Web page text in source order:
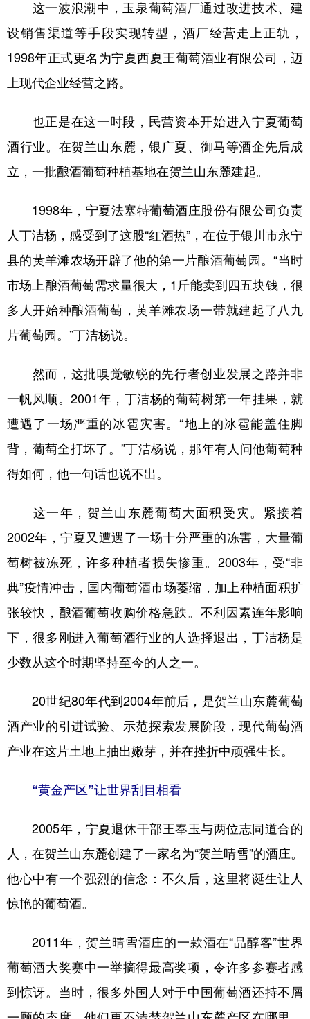
这一波浪潮中，玉泉葡萄酒厂通过改进技术、建
设销售渠道等手段实现转型，酒厂经营走上正轨，
1998年正式更名为宁夏西夏王葡萄酒业有限公司，迈
上现代企业经营之路。
也正是在这一时段，民营资本开始进入宁夏葡萄
酒行业。在贺兰山东麓，银广夏、御马等酒企先后成
立，一批酿酒葡萄种植基地在贺兰山东麓建起。
1998年，宁夏法塞特葡萄酒庄股份有限公司负责
人丁洁杨，感受到了这股“红酒热”，在位于银川市永宁
县的黄羊滩农场开辟了他的第一片酿酒葡萄园。“当时
市场上酿酒葡萄需求量很大，1斤能卖到四五块钱，很
多人开始种酿酒葡萄，黄羊滩农场一带就建起了八九
片葡萄园。”丁洁杨说。
然而，这批嗅觉敏锐的先行者创业发展之路并非
一帆风顺。2001年，丁洁杨的葡萄树第一年挂果，就
遭遇了一场严重的冰雹灾害。“地上的冰雹能盖住脚
背，葡萄全打坏了。”丁洁杨说，那年有人问他葡萄种
得如何，他一句话也说不出。
这一年，贺兰山东麓葡萄大面积受灾。紧接着
2002年，宁夏又遭遇了一场十分严重的冻害，大量葡
萄树被冻死，许多种植者损失惨重。2003年，受“非
典”疫情冲击，国内葡萄酒市场萎缩，加上种植面积扩
张较快，酿酒葡萄收购价格急跌。不利因素连年影响
下，很多刚进入葡萄酒行业的人选择退出，丁洁杨是
少数从这个时期坚持至今的人之一。
20世纪80年代到2004年前后，是贺兰山东麓葡萄
酒产业的引进试验、示范探索发展阶段，现代葡萄酒
产业在这片土地上抽出嫩芽，并在挫折中顽强生长。
“黄金产区”让世界刮目相看
2005年，宁夏退休干部王奉玉与两位志同道合的
人，在贺兰山东麓创建了一家名为“贺兰晴雪”的酒庄。
他心中有一个强烈的信念：不久后，这里将诞生让人
惊艳的葡萄酒。
2011年，贺兰晴雪酒庄的一款酒在“品醇客”世界
葡萄酒大奖赛中一举摘得最高奖项，令许多参赛者感
到惊讶。当时，很多外国人对于中国葡萄酒还持不屑